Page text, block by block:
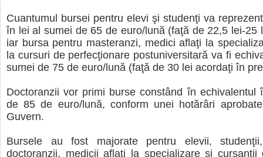
Cuantumul bursei pentru elevi şi studenţi va
în lei al sumei de 65 de euro/lună (faţă de 22,5 lei-25
iar bursa pentru masteranzi, medici aflaţi la
la cursuri de perfecţionare postuniversitară va fi
sumei de 75 de euro/lună (faţă de 30 lei acordaţi în
Doctoranzii vor primi burse constând în echivalentul
de 85 de euro/lună, conform unei hotărâri
Guvern.
Bursele au fost majorate pentru elevii,
doctoranzii, medicii aflaţi la specializare şi cursanţii